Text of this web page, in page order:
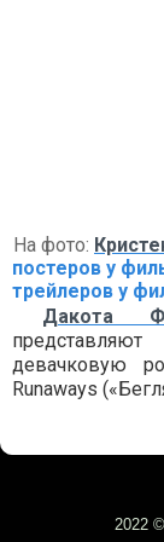
На фото:
постеров у
трейлеров у
Дакота
девачковую
Runaways
2022 ©